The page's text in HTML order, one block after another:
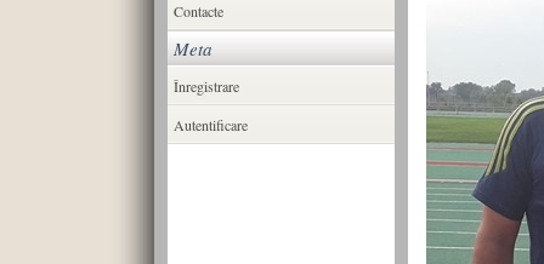
Contacte
Meta
Înregistrare
Autentificare